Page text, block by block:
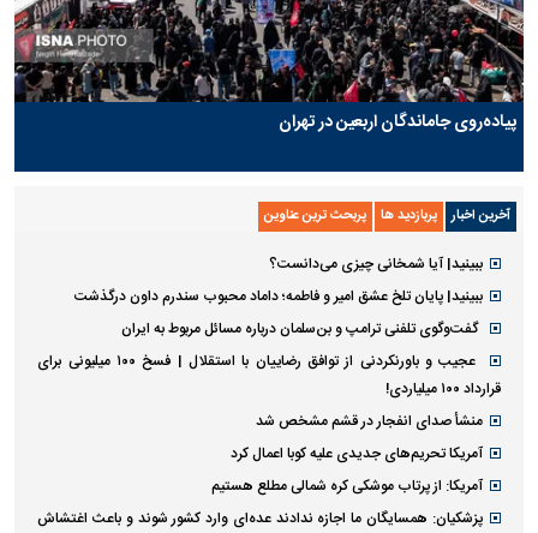
پیاده‌روی جاماندگان اربعین در تهران
آخرین اخبار پربازدید ها پربحث ترین عناوین
ببینید| آیا شمخانی چیزی می‌دانست؟
ببینید| پایان تلخ عشق امیر و فاطمه؛ داماد محبوب سندرم داون درگذشت
گفت‌وگوی تلفنی ترامپ و بن‌سلمان درباره مسائل مربوط به ایران
عجیب و باورنکردنی از توافق رضاییان با استقلال | فسخ ۱۰۰ میلیونی برای
قرارداد ۱۰۰ میلیاردی!
منشأ صدای انفجار در قشم مشخص شد
آمریکا تحریم‌های جدیدی علیه کوبا اعمال کرد
آمریکا: از پرتاب موشکی کره شمالی مطلع هستیم
پزشکیان: همسایگان ما اجازه ندادند عده‌ای وارد کشور شوند و باعث اغتشاش